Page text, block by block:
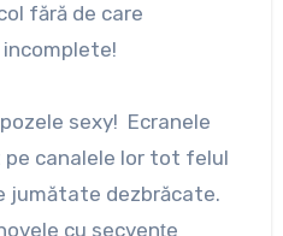
fără de care
sexy! Ecranele
canalele lor tot felul
jumătate dezbrăcate.
cu secvenţe